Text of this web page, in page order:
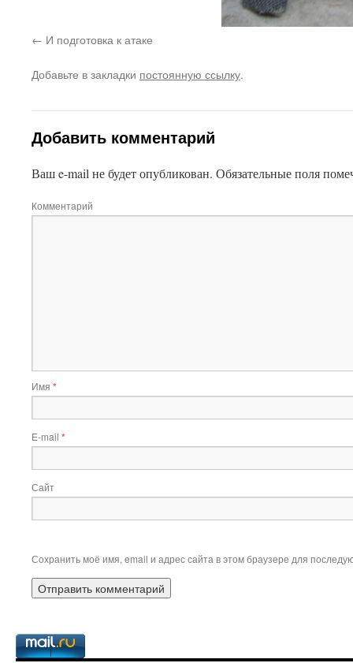
И подготовка к атаке
Добавьте в закладки постоянную ссылку.
Добавить комментарий
Ваш e-mail не будет опубликован. Обязательные поля
Комментарий
Имя *
E-mail *
Сайт
Сохранить моё имя, email и адрес сайта в этом браузере для